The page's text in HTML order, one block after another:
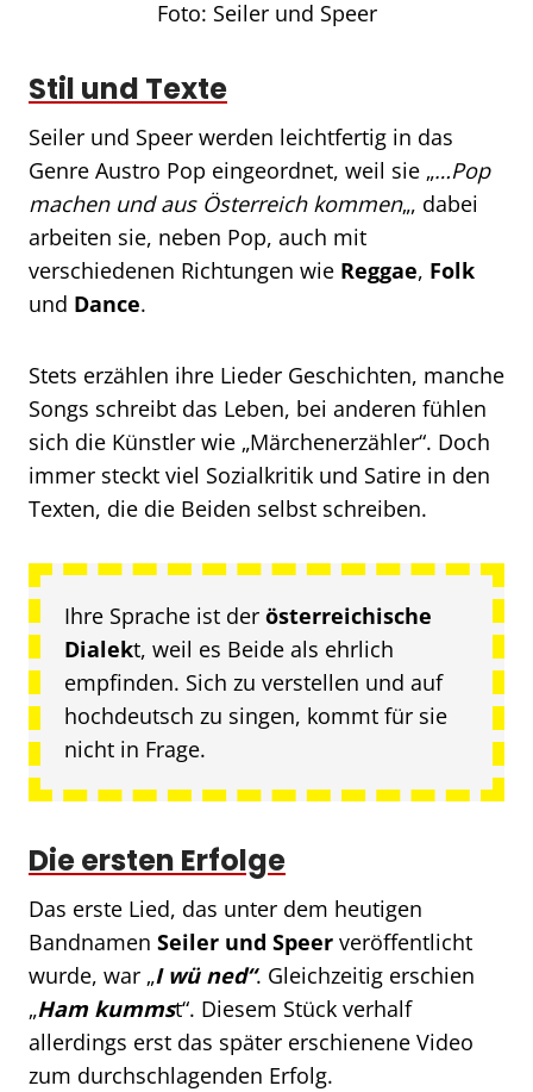
Foto: Seiler und Speer
Stil und Texte
Seiler und Speer werden leichtfertig in das
Genre Austro Pop eingeordnet, weil sie „…Pop
machen und aus Österreich kommen„, dabei
arbeiten sie, neben Pop, auch mit
verschiedenen Richtungen wie Reggae, Folk
und Dance.
Stets erzählen ihre Lieder Geschichten, manche
Songs schreibt das Leben, bei anderen fühlen
sich die Künstler wie „Märchenerzähler“. Doch
immer steckt viel Sozialkritik und Satire in den
Texten, die die Beiden selbst schreiben.
Ihre Sprache ist der österreichische
Dialekt, weil es Beide als ehrlich
empfinden. Sich zu verstellen und auf
hochdeutsch zu singen, kommt für sie
nicht in Frage.
Die ersten Erfolge
Das erste Lied, das unter dem heutigen
Bandnamen Seiler und Speer veröffentlicht
wurde, war „I wü ned“. Gleichzeitig erschien
„Ham kummst“. Diesem Stück verhalf
allerdings erst das später erschienene Video
zum durchschlagenden Erfolg.